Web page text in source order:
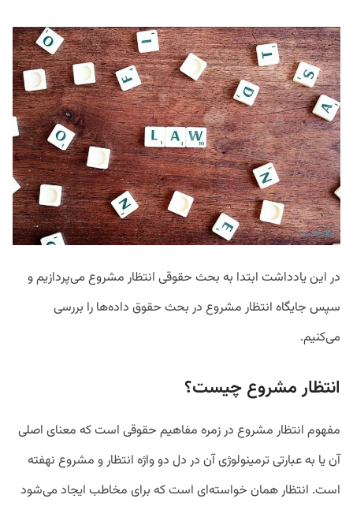
در این یادداشت ابتدا به بحث حقوقی انتظار مشروع می‌پردازیم و
سپس جایگاه انتظار مشروع در بحث حقوق داده‌ها را بررسی
می‌کنیم.
انتظار مشروع چیست؟
مفهوم انتظار مشروع در زمره مفاهیم حقوقی است که معنای اصلی
آن یا به عبارتی ترمینولوژی آن در دل دو واژه انتظار و مشروع نهفته
است. انتظار همان خواسته‌ای است که برای مخاطب ایجاد می‌شود